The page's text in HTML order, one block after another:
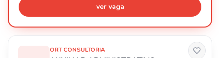
ver vaga
ORT CONSULTORIA